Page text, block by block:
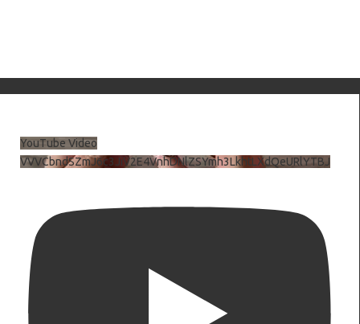
YouTube Video
VVVCbndSZmJ6c3JiV2E4VnhDNlZSYmh3LkhtLXdQeURlYTBJ